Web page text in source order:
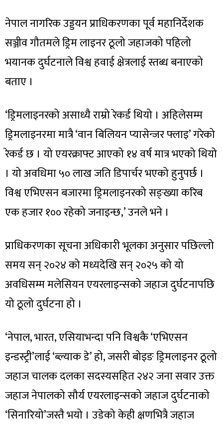
नेपाल नागरिक उड्डयन प्राधिकरणका पूर्व महानिर्देशक
सञ्जीव गौतमले ड्रिम लाइनर ठूलो जहाजको पहिलो
भयानक दुर्घटनाले विश्व हवाई क्षेत्रलाई स्तब्ध बनाएको
बताए ।
‘ड्रिमलाइनरको असाध्यै राम्रो रेकर्ड थियो । अहिलेसम्म
ड्रिमलाइनरमा मात्रै ‘वान बिलियन प्यासेन्जर फ्लाइ’ गरेको
रेकर्ड छ । यो एयरक्राफ्ट आएको १४ वर्ष मात्र भएको थियो
। यो अवधिमा ५० लाख जति डिपार्चर भएको हुनुपर्छ ।
विश्व एभिएसन बजारमा ड्रिमलाइनरको सङ्ख्या करिब
एक हजार १०० रहेको जनाइन्छ,’ उनले भने ।
प्राधिकरणका सूचना अधिकारी भूलका अनुसार पछिल्लो
समय सन् २०२४ को मध्यदेखि सन् २०२५ को यो
अवधिसम्म मलेसियन एयरलाइन्सको जहाज दुर्घटनापछि
यो ठूलो दुर्घटना हो ।
‘नेपाल, भारत, एसियाभन्दा पनि विश्वकै ‘एभिएसन
इन्डस्ट्री’लाई ‘ब्ल्याक डे’ हो, जसरी बोइङ ड्रिमलाइनर ठूलो
जहाज चालक दलका सदस्यसहित २४२ जना सवार उक्त
जहाज नेपालको सौर्य एयरलाइन्सको जहाज दुर्घटनाको
‘सिनारियो’जस्तै भयो । उडेको केही क्षणभित्रै जहाज